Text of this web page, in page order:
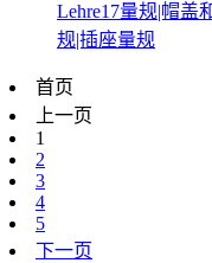
Lehre17量规|帽盖
规|插座量规
首页
上一页
1
2
3
4
5
下一页